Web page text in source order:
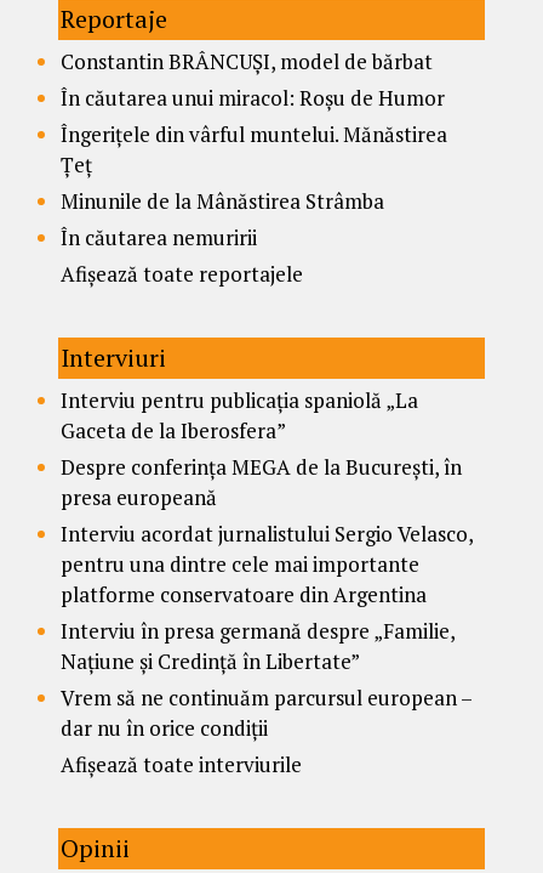
Reportaje
Constantin BRÂNCUȘI, model de bărbat
În căutarea unui miracol: Roșu de Humor
Îngerițele din vârful muntelui. Mănăstirea
Țeț
Minunile de la Mânăstirea Strâmba
În căutarea nemuririi
Afișează toate reportajele
Interviuri
Interviu pentru publicația spaniolă „La
Gaceta de la Iberosfera”
Despre conferința MEGA de la București, în
presa europeană
Interviu acordat jurnalistului Sergio Velasco,
pentru una dintre cele mai importante
platforme conservatoare din Argentina
Interviu în presa germană despre „Familie,
Națiune și Credință în Libertate”
Vrem să ne continuăm parcursul european –
dar nu în orice condiții
Afișează toate interviurile
Opinii